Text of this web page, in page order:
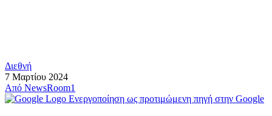
Διεθνή
7 Μαρτίου 2024
Από NewsRoom1
Ενεργοποίηση ως προτιμώμενη πηγή στην Google